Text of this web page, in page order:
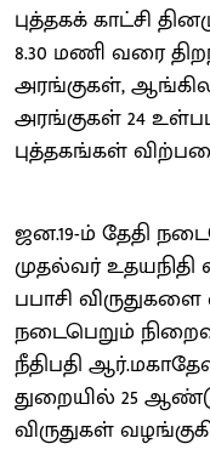
புத்தகக் காட்சி
8.30 மணி வரை
அரங்குகள்,
அரங்குகள் 24
புத்தகங்கள்
ஜன.19-ம் தேதி
முதல்வர்
பபாசி
நடைபெறும்
நீதிபதி
துறையில் 25
விருதுகள்